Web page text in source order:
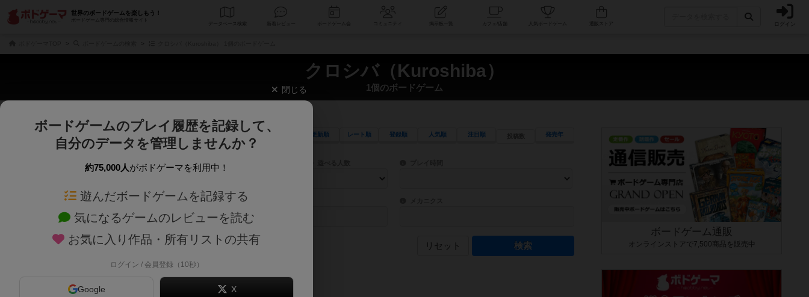
世界のボードゲームを楽しもう！
ボードゲーム専門の総合情報サイト
データベース コミュニティ 人気ボードゲーム ログイン
クロシバ（Kuroshiba）
1個のボードゲーム
じっくり表示 更新順 レート順 登録順 人気順 注目順 発売年
商品名、商品説明文、デザイナー名、テーマ名、メカニクス名を対象にフリーワード検索ができます。
ゲームデザイナー名を指定して検索できます。
ゲームデザイナー 目安となる所要時間を指定することができます。マニュアルを読む時間や参加者へのルール説明時間は含まれていないため、初めて
対象年齢を指定します。 世界観や登場人物などモチーフ・ストーリーを指定することができます。直感的にゲームシステムを理解できるよう、中世ファンタジー・クッキング・海賊同士の対決など、ゲームコンセプトを絞
テーマ/フレーバー ゲーム性を構成するコアシステムです。主にボードゲームに慣れている方向けの絞込機能です。例えば「ダイスロール」はランダ
リセット
ボードゲーム通販
オンラインストアで7,500商品を販売中
閉じる
ボードゲームのプレイ履歴を記録して、
自分のデータを管理しませんか？
約75,000人がボドゲーマを利用中！
遊んだボードゲームを記録する
気になるゲームのレビューを読む
お気に入り作品・所有リストの共有
ログイン / 会員登録（10秒）
Google X